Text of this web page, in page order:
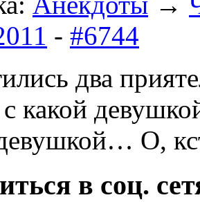
- #6744
два
О,
в соц.